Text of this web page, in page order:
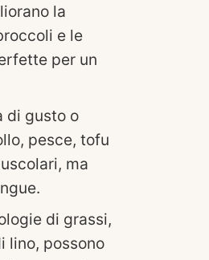
la
e le
per un
di gusto o
pesce, tofu
ma
di grassi,
lino, possono